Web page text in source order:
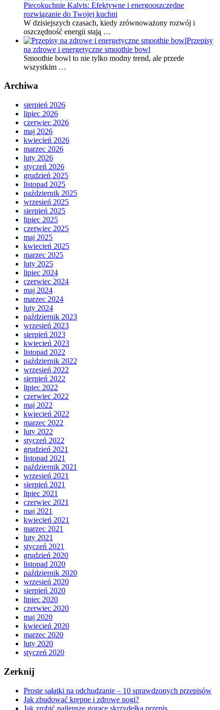
Piecokuchnie Kalvis: Efektywne i energooszczędne
rozwiązanie do Twojej kuchni
W dzisiejszych czasach, kiedy zrównoważony rozwój i
oszczędność energii stają …
Przepisy
na zdrowe i energetyczne smoothie bowl
Smoothie bowl to nie tylko modny trend, ale przede
wszystkim …
Archiwa
sierpień 2026
lipiec 2026
czerwiec 2026
maj 2026
kwiecień 2026
marzec 2026
luty 2026
styczeń 2026
grudzień 2025
listopad 2025
październik 2025
wrzesień 2025
sierpień 2025
lipiec 2025
czerwiec 2025
maj 2025
kwiecień 2025
marzec 2025
luty 2025
lipiec 2024
czerwiec 2024
maj 2024
marzec 2024
luty 2024
październik 2023
wrzesień 2023
sierpień 2023
kwiecień 2023
listopad 2022
październik 2022
wrzesień 2022
sierpień 2022
lipiec 2022
czerwiec 2022
maj 2022
kwiecień 2022
marzec 2022
luty 2022
styczeń 2022
grudzień 2021
listopad 2021
październik 2021
wrzesień 2021
sierpień 2021
lipiec 2021
czerwiec 2021
maj 2021
kwiecień 2021
marzec 2021
luty 2021
styczeń 2021
grudzień 2020
listopad 2020
październik 2020
wrzesień 2020
sierpień 2020
lipiec 2020
czerwiec 2020
maj 2020
kwiecień 2020
marzec 2020
luty 2020
styczeń 2020
Zerknij
Proste sałatki na odchudzanie – 10 sprawdzonych przepisów
Jak zbudować krępne i zdrowe nogi?
Jak zrobić najlepsze gorące skrzydełka przepis